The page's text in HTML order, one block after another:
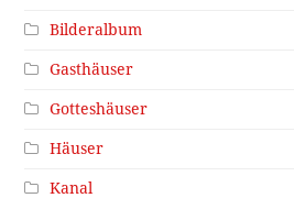
Bilderalbum
Gasthäuser
Gotteshäuser
Häuser
Kanal